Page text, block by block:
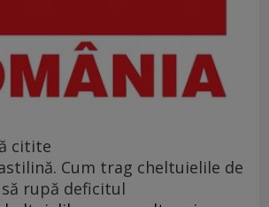
citite
Cum trag cheltuielile de
rupă deficitul